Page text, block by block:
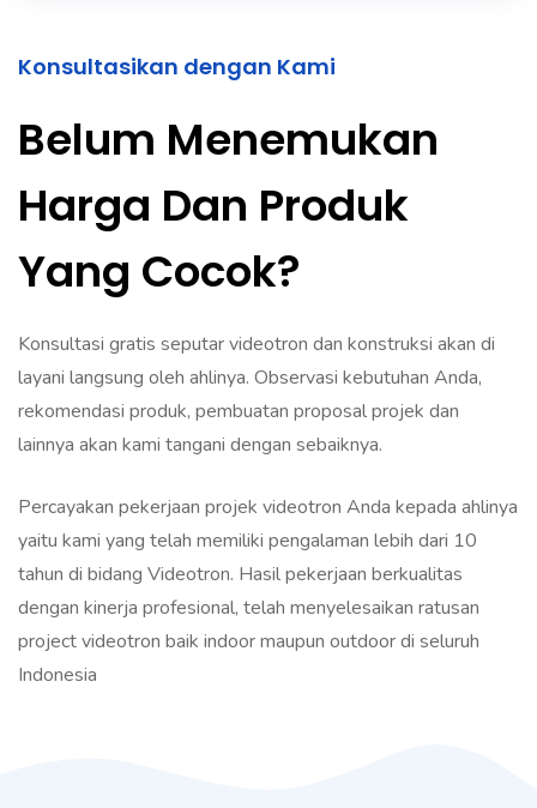
Konsultasikan dengan Kami
Belum Menemukan
Harga Dan Produk
Yang Cocok?
Konsultasi gratis seputar videotron dan konstruksi akan di
layani langsung oleh ahlinya. Observasi kebutuhan Anda,
rekomendasi produk, pembuatan proposal projek dan
lainnya akan kami tangani dengan sebaiknya.
Percayakan pekerjaan projek videotron Anda kepada ahlinya
yaitu kami yang telah memiliki pengalaman lebih dari 10
tahun di bidang Videotron. Hasil pekerjaan berkualitas
dengan kinerja profesional, telah menyelesaikan ratusan
project videotron baik indoor maupun outdoor di seluruh
Indonesia